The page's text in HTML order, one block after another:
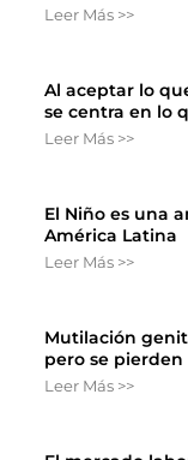
Leer Más >>
Al aceptar lo
se centra en lo
Leer Más >>
El Niño es una
América Latina
Leer Más >>
Mutilación
pero se pierden
Leer Más >>